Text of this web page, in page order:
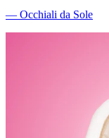
― Occhiali da Sole